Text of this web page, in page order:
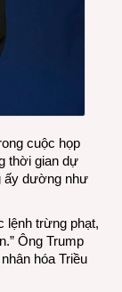
cuộc họp
thời gian dự
ấy dường như
lệnh trừng phạt,
Ông Trump
hóa Triều